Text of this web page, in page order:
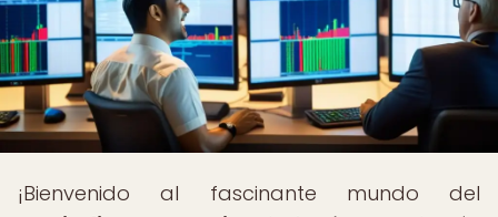
¡Bienvenido al fascinante mundo del